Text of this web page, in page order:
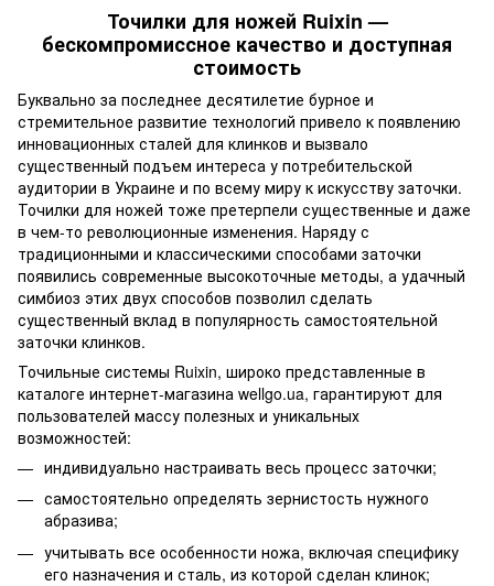
Точилки для ножей Ruixin —
бескомпромиссное качество и доступная
стоимость
Буквально за последнее десятилетие бурное и
стремительное развитие технологий привело к появлению
инновационных сталей для клинков и вызвало
существенный подъем интереса у потребительской
аудитории в Украине и по всему миру к искусству заточки.
Точилки для ножей тоже претерпели существенные и даже
в чем-то революционные изменения. Наряду с
традиционными и классическими способами заточки
появились современные высокоточные методы, а удачный
симбиоз этих двух способов позволил сделать
существенный вклад в популярность самостоятельной
заточки клинков.
Точильные системы Ruixin, широко представленные в
каталоге интернет-магазина wellgo.ua, гарантируют для
пользователей массу полезных и уникальных
возможностей:
индивидуально настраивать весь процесс заточки;
самостоятельно определять зернистость нужного
абразива;
учитывать все особенности ножа, включая специфику
его назначения и сталь, из которой сделан клинок;